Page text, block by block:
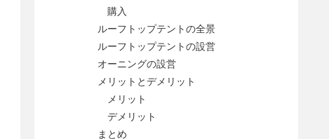
購入
ルーフトップテントの全景
ルーフトップテントの設営
オーニングの設営
メリットとデメリット
メリット
デメリット
まとめ